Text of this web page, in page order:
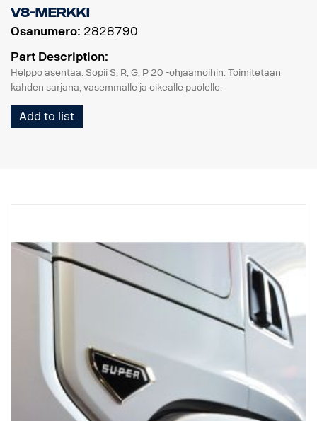
V8-merkki
Osanumero: 2828790
Part Description:
Helppo asentaa. Sopii S, R, G, P 20 -ohjaamoihin. Toimitetaan
kahden sarjana, vasemmalle ja oikealle puolelle.
Add to list